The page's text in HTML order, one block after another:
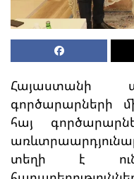
Հայաստանի
գործարարների
հայ
տեղի է